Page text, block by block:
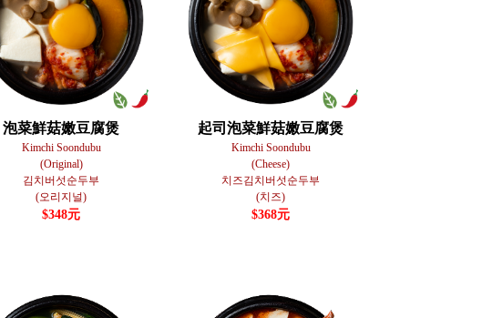
泡菜鮮菇嫩豆腐煲
Kimchi Soondubu
(Original)
김치버섯순두부
(오리지널)
$348元
起司泡菜鮮菇嫩豆腐煲
Kimchi Soondubu
(Cheese)
치즈김치버섯순두부
(치즈)
$368元